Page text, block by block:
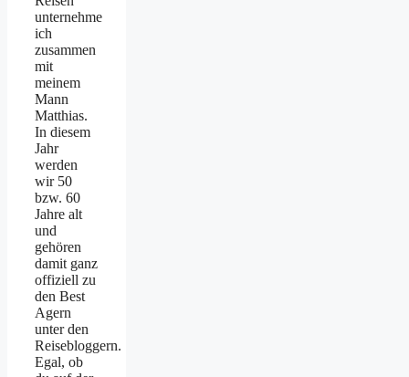
unternehme
ich
zusammen
mit
meinem
Mann
Matthias.
In diesem
Jahr
werden
wir 50
bzw. 60
Jahre alt
und
gehören
damit ganz
offiziell zu
den Best
Agern
unter den
Reisebloggern.
Egal, ob